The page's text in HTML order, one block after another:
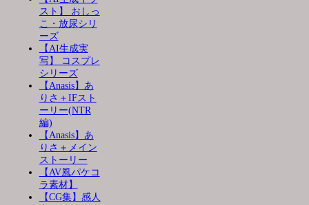
スト】 おしっ
こ・放尿シリ
ーズ
【AI生成実
写】 コスプレ
シリーズ
【Anasis】あ
りさ＋IFスト
ーリー(NTR
編)
【Anasis】あ
りさ＋メイン
ストーリー
【AV風パケコ
ラ素材】
【CG集】感人